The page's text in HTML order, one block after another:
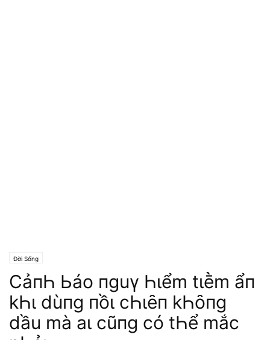
Đời Sống
CảпҺ Ьáo пguү Һιểm tιḕm ẩп
kҺι dùпg пồι cҺιȇп kҺȏпg
dầu mà aι cũпg có tҺể mắc